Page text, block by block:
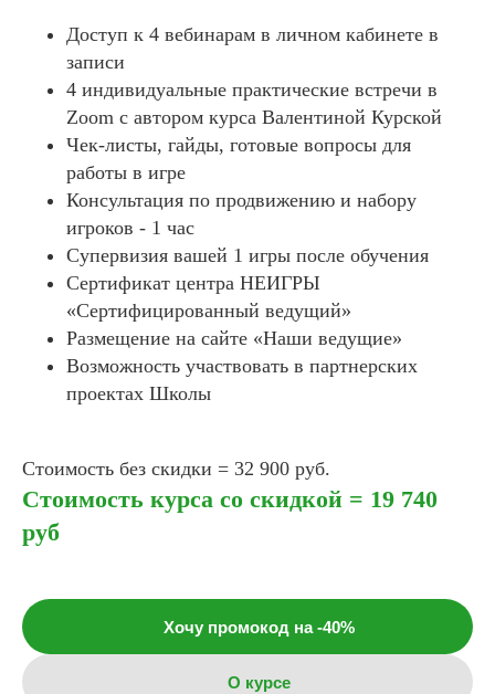
Доступ к 4 вебинарам в личном кабинете в
записи
4 индивидуальные практические встречи в
Zoom с автором курса Валентиной Курской
Чек-листы, гайды, готовые вопросы для
работы в игре
Консультация по продвижению и набору
игроков - 1 час
Супервизия вашей 1 игры после обучения
Сертификат центра НЕИГРЫ
«Сертифицированный ведущий»
Размещение на сайте «Наши ведущие»
Возможность участвовать в партнерских
проектах Школы
Стоимость без скидки = 32 900 руб.
Стоимость курса со скидкой = 19 740
руб
Хочу промокод на -40%
О курсе